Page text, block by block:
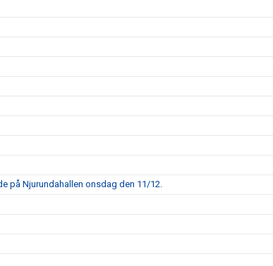
på Njurundahallen onsdag den 11/12.